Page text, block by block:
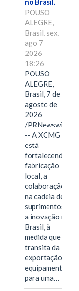
no Brasil.
POUSO
ALEGRE,
Brasil, sex,
ago 7
2026
18:26
POUSO
ALEGRE,
Brasil, 7 de
agosto de
2026
/PRNewswire/
-- A XCMG
está
fortalecendo a
fabricação
local, a
colaboração
na cadeia de
suprimentos e
a inovação no
Brasil, à
medida que
transita da
exportação de
equipamentos
para uma…